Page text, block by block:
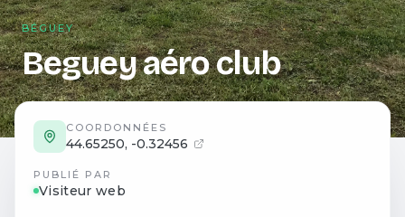
BÉGUEY
Beguey aéro club
COORDONNÉES
44.65250, -0.32456
PUBLIÉ PAR
Visiteur web